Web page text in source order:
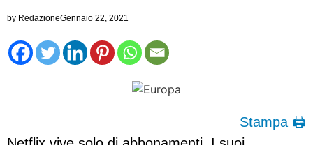
by RedazioneGennaio 22, 2021
Stampa 🖨